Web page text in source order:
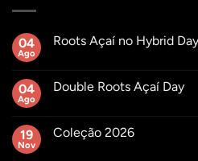
04
Ago
Roots Açaí no Hybrid
Roots
Day
Autódromo
04
Ago
Double Roots Açaí Day
Double
19
Nov
Coleção 2026